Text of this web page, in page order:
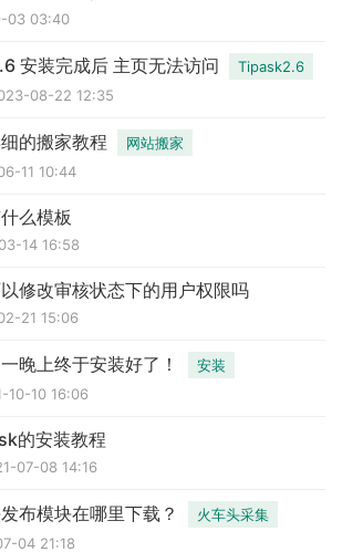
03 03:40
安装完成后 主页无法访问
Tipask2.6
08-22 12:35
的搬家教程
网站搬家
11 10:44
么模板
14 16:58
修改审核状态下的用户权限吗
21 15:06
晚上终于安装好了！
安装
10-10 16:06
的安装教程
07-08 14:16
布模块在哪里下载？
火车头采集
04 21:18